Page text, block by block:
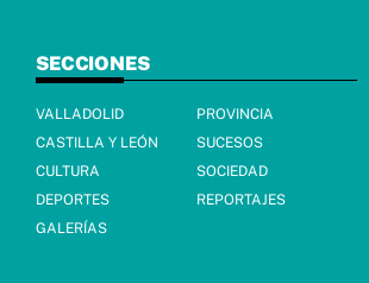
SECCIONES
VALLADOLID
PROVINCIA
CASTILLA Y LEÓN
SUCESOS
CULTURA
SOCIEDAD
DEPORTES
REPORTAJES
GALERÍAS